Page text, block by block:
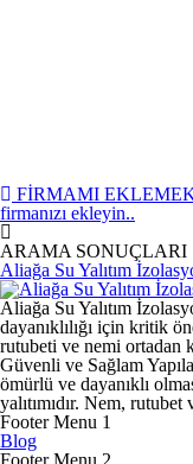
FİRMAMI
firmanızı ekleyin..
ARAMA SONUÇLARI
Aliağa Su Yalıtım
Aliağa Su Yalıtım
dayanıklılığı için kritik
rutubeti ve nemi ortadan
Güvenli ve Sağlam
ömürlü ve dayanıklı
yalıtımıdır. Nem,
Footer Menu 1
Blog
Footer Menu 2